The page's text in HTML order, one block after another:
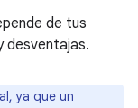
de tus
desventajas.
ya que un